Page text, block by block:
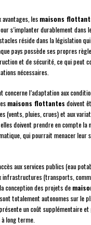
lesmaisons
s’implanter durablement dans
réside dans la législation
pays possède ses propres
et de sécurité, ce qui peut
nécessaires.
concerne l’adaptation aux
maisons flottantes doivent
(vents, pluies, crues) et aux
doivent prendre en compte la
qui pourrait menacer leur
aux services publics (eau
infrastructures (transports,
conception des projets de
totalement autonomes sur le
un coût supplémentaire
long terme.